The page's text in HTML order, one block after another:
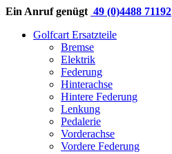
Ein Anruf genügt 49 (0)4488 71192
Golfcart Ersatzteile
Bremse
Elektrik
Federung
Hinterachse
Hintere Federung
Lenkung
Pedalerie
Vorderachse
Vordere Federung